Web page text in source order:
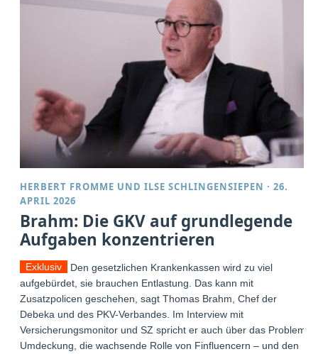
HERBERT FROMME UNDILSE SCHLINGENSIEPEN ·26.
APRIL 2026
Brahm: Die GKV auf grundlegende
Aufgaben konzentrieren
Exklusiv
Den gesetzlichen Krankenkassen wird zu viel
aufgebürdet, sie brauchen Entlastung. Das kann mit
Zusatzpolicen geschehen, sagt Thomas Brahm, Chef der
Debeka und des PKV-Verbandes. Im Interview mit
Versicherungsmonitor und SZ spricht er auch über das Problem
Umdeckung, die wachsende Rolle von Finfluencern – und den